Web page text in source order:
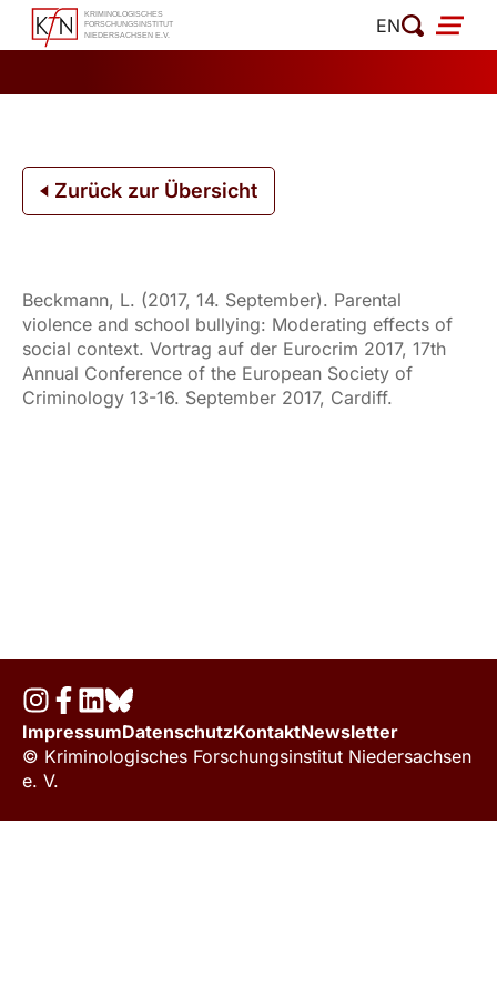
Zum
Inhalt
EN
Zurück zur Übersicht
Beckmann, L. (2017, 14. September). Parental
violence and school bullying: Moderating effects of
social context. Vortrag auf der Eurocrim 2017, 17th
Annual Conference of the European Society of
Criminology 13-16. September 2017, Cardiff.
ImpressumDatenschutzKontaktNewsletter
© Kriminologisches Forschungsinstitut Niedersachsen
e. V.